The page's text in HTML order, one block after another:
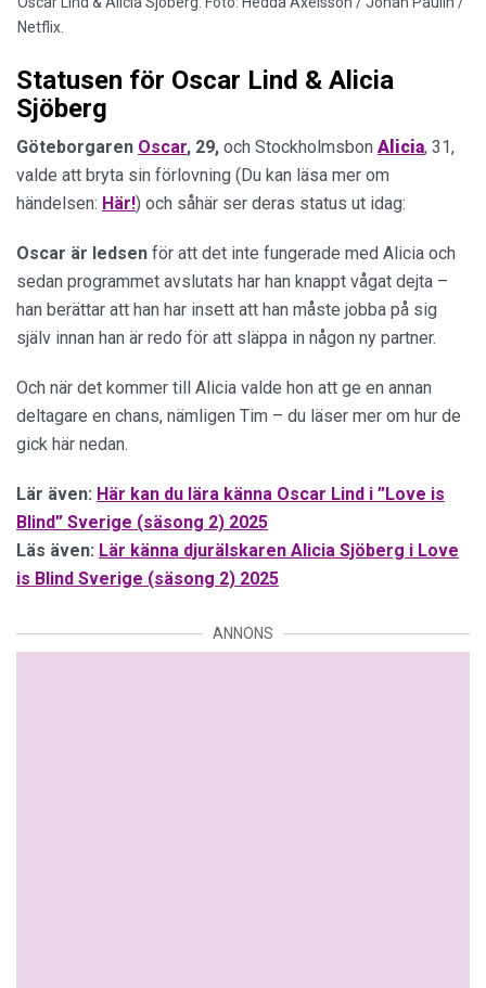
Netflix.
Statusen för Oscar Lind & Alicia
Sjöberg
Göteborgaren Oscar, 29, och Stockholmsbon Alicia, 31,
valde att bryta sin förlovning (Du kan läsa mer om
händelsen: Här!) och såhär ser deras status ut idag:
Oscar är ledsen för att det inte fungerade med Alicia och
sedan programmet avslutats har han knappt vågat dejta –
han berättar att han har insett att han måste jobba på sig
själv innan han är redo för att släppa in någon ny partner.
Och när det kommer till Alicia valde hon att ge en annan
deltagare en chans, nämligen Tim – du läser mer om hur de
gick här nedan.
Lär även: Här kan du lära känna Oscar Lind i ”Love is
Blind” Sverige (säsong 2) 2025
Läs även: Lär känna djurälskaren Alicia Sjöberg i Love
is Blind Sverige (säsong 2) 2025
ANNONS